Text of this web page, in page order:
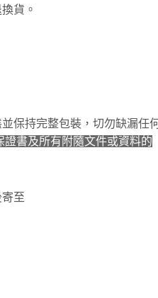
貨。
保持完整包裝，切勿缺漏任何
書及所有附隨文件或資料的
至